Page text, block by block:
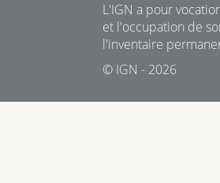
L'IGN a pour
et l'occupation de
l'inventaire
© IGN - 2026